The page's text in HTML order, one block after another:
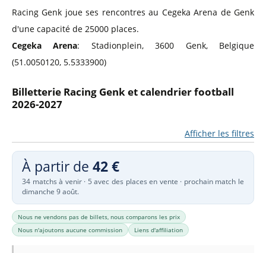
Racing Genk joue ses rencontres au Cegeka Arena de Genk
d'une capacité de 25000 places.
Cegeka Arena: Stadionplein, 3600 Genk, Belgique
(51.0050120, 5.5333900)
Billetterie Racing Genk et calendrier football
2026-2027
Afficher les filtres
À partir de 42 €
34 matchs à venir · 5 avec des places en vente · prochain match le
dimanche 9 août.
Nous ne vendons pas de billets, nous comparons les prix
Nous n'ajoutons aucune commission
Liens d'affiliation